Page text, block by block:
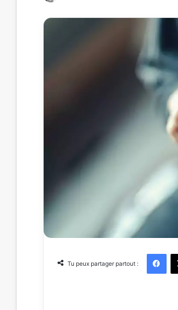
X
Tu peux partager partout :
Facebook